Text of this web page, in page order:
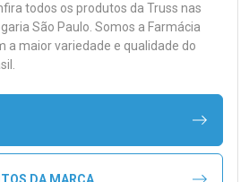
todos os produtos da Truss nas
São Paulo. Somos a Farmácia
a maior variedade e qualidade do
DA MARCA